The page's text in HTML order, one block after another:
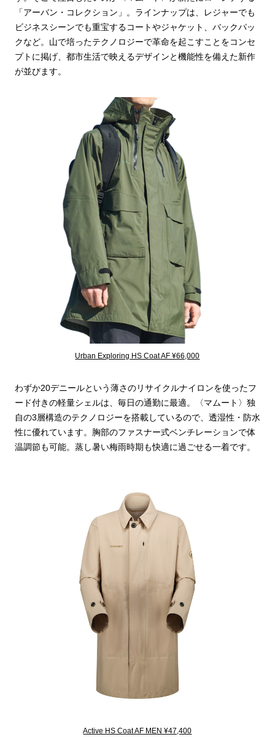
「アーバン・コレクション」。ラインナップは、レジャーでも
ビジネスシーンでも重宝するコートやジャケット、バックパッ
クなど。山で培ったテクノロジーで革命を起こすことをコンセ
プトに掲げ、都市生活で映えるデザインと機能性を備えた新作
が並びます。
Urban Exploring HS Coat AF ¥66,000
わずか20デニールという薄さのリサイクルナイロンを使ったフ
ード付きの軽量シェルは、毎日の通勤に最適。〈マムート〉独
自の3層構造のテクノロジーを搭載しているので、透湿性・防水
性に優れています。胸部のファスナー式ベンチレーションで体
温調節も可能。蒸し暑い梅雨時期も快適に過ごせる一着です。
Active HS Coat AF MEN ¥47,400